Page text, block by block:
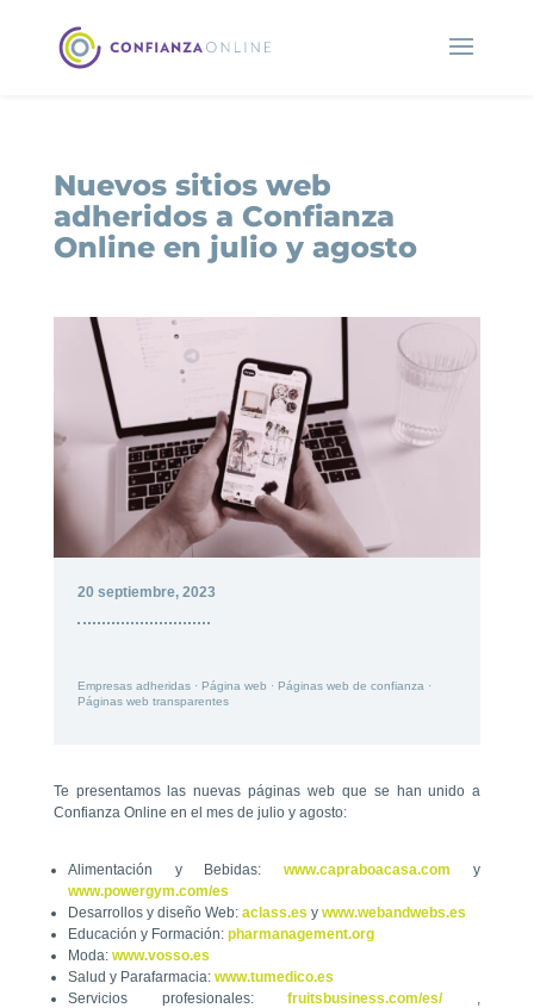
Nuevos sitios web
adheridos a Confianza
Online en julio y agosto
20 septiembre, 2023
Empresas adheridas · Página web · Páginas web de confianza ·
Páginas web transparentes
Te presentamos las nuevas páginas web que se han unido a
Confianza Online en el mes de julio y agosto:
Alimentación y Bebidas:www.capraboacasa.com y
www.powergym.com/es
Desarrollos y diseño Web: aclass.es y www.webandwebs.es
Educación y Formación: pharmanagement.org
Moda: www.vosso.es
Salud y Parafarmacia: www.tumedico.es
Servicios profesionales:fruitsbusiness.com/es/,